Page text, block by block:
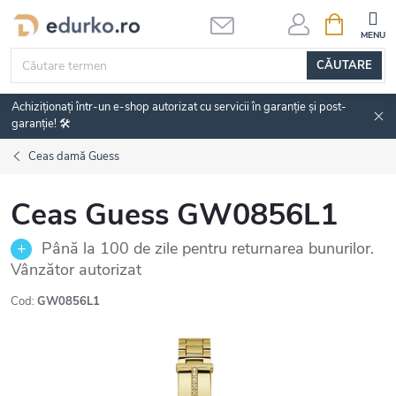
Treci
conținut
CĂUTARE
DE
Achiziționați într-un e-shop autorizat cu servicii în garanție și post-
garanție! 🛠️
Ceas damă Guess
Ceas Guess GW0856L1
Până la 100 de zile pentru returnarea bunurilor.
Vânzător autorizat
Cod: GW0856L1